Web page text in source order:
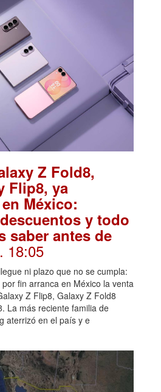
Z Fold8,
Flip8, ya
México:
y todo
saber antes de
. 18:05
ni plazo que no se cumpla:
fin arranca en México la venta
Z Flip8, Galaxy Z Fold8
La más reciente familia de
aterrizó en el país y e